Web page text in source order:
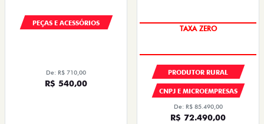
PEÇAS E ACESSÓRIOS
De: R$ 710,00
R$ 540,00
TAXA ZERO
PRODUTOR RURAL
CNPJ E MICROEMPRESAS
De: R$ 85.490,00
R$ 72.490,00